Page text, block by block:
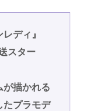
ディ』
スター
が描かれる
たプラモデ